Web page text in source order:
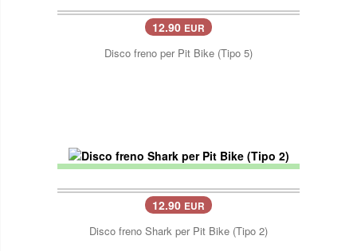
12.90 EUR
Disco freno per Pit Bike (Tipo 5)
12.90 EUR
Disco freno Shark per Pit Bike (Tipo 2)